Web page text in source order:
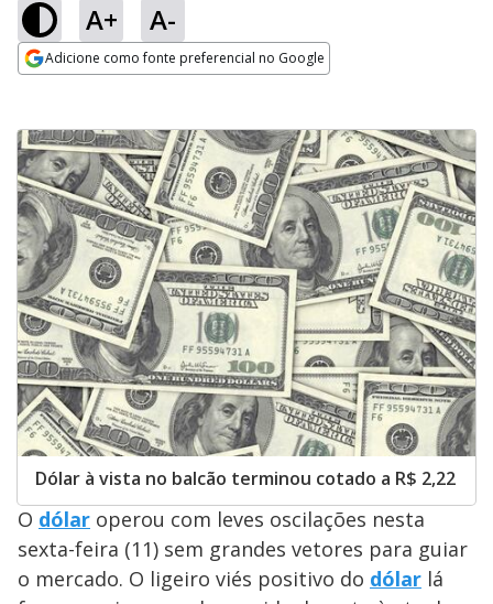
A+ A-
Adicione como fonte preferencial no Google
Dólar à vista no balcão terminou cotado a R$ 2,22
O dólar operou com leves oscilações nesta
sexta-feira (11) sem grandes vetores para guiar
o mercado. O ligeiro viés positivo do dólar lá